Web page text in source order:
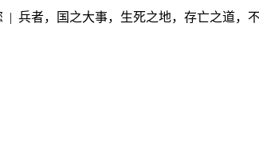
| 兵者，国之大事，生死之地，存亡之道，